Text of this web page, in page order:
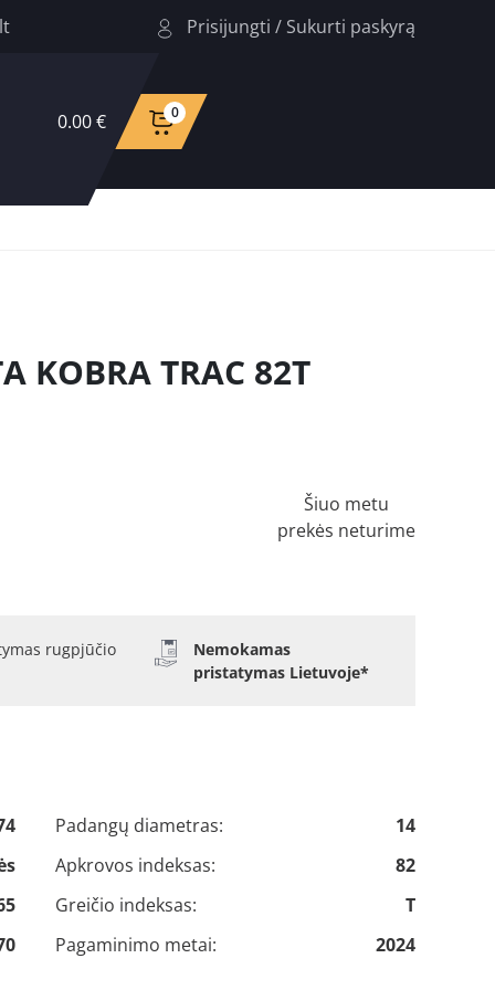
Prisijungti / Sukurti paskyrą
0.00 € 0
KOBRA TRAC 82T
Šiuo metu
prekės neturime
rugpjūčio
Nemokamas
pristatymas Lietuvoje*
Padangų diametras:
14
Apkrovos indeksas:
82
Greičio indeksas:
T
Pagaminimo metai:
2024